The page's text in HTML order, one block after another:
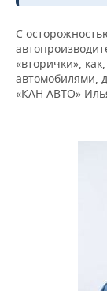
С
«вторички»,
автомобилями,
«КАН АВТО»